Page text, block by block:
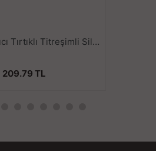
artırır.
Vibratör. Başkalarını rahatsız
etkinleştirerek her iki
Klitoris Uyarıcı Tırtıklı Titreşimli Silikon Penis Halkası
209.79 TL